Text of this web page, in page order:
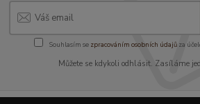
Souhlasím se zpracováním osobních údajůza
Můžete se kdykoli odhlásit. Zasíláme